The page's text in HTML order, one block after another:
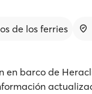
de los ferries
en barco de